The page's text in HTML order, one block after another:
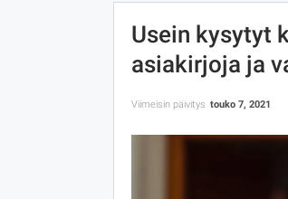
Usein kysytyt
asiakirjoja ja
Viimeisin päivitys touko 7, 2021